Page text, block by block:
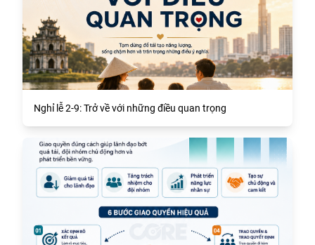
Nghỉ lễ 2-9: Trở về với những điều quan trọng